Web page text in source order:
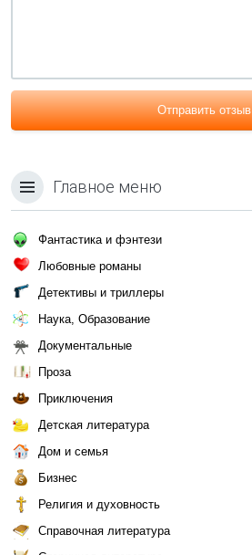
Отправить отзыв
Главное меню
Фантастика и фэнтези
Любовные романы
Детективы и триллеры
Наука, Образование
Документальные
Проза
Приключения
Детская литература
Дом и семья
Бизнес
Религия и духовность
Справочная литература